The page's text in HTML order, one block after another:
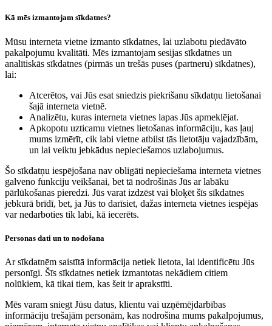
Kā mēs izmantojam sīkdatnes?
Mūsu interneta vietne izmanto sīkdatnes, lai uzlabotu piedāvāto
pakalpojumu kvalitāti. Mēs izmantojam sesijas sīkdatnes un
analītiskās sīkdatnes (pirmās un trešās puses (partneru) sīkdatnes),
lai:
Atcerētos, vai Jūs esat sniedzis piekrišanu sīkdatņu lietošanai
šajā interneta vietnē.
Analizētu, kuras interneta vietnes lapas Jūs apmeklējat.
Apkopotu uzticamu vietnes lietošanas informāciju, kas ļauj
mums izmērīt, cik labi vietne atbilst tās lietotāju vajadzībām,
un lai veiktu jebkādus nepieciešamos uzlabojumus.
Šo sīkdatņu iespējošana nav obligāti nepieciešama interneta vietnes
galveno funkciju veikšanai, bet tā nodrošinās Jūs ar labāku
pārlūkošanas pieredzi. Jūs varat izdzēst vai bloķēt šīs sīkdatnes
jebkurā brīdī, bet, ja Jūs to darīsiet, dažas interneta vietnes iespējas
var nedarboties tik labi, kā iecerēts.
Personas dati un to nodošana
Ar sīkdatnēm saistītā informācija netiek lietota, lai identificētu Jūs
personīgi. Šīs sīkdatnes netiek izmantotas nekādiem citiem
nolūkiem, kā tikai tiem, kas šeit ir aprakstīti.
Mēs varam sniegt Jūsu datus, klientu vai uzņēmējdarbības
informāciju trešajām personām, kas nodrošina mums pakalpojumus,